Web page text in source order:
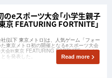
のeスポーツ大会「小学生親子
FEATURING FORTNITE」
(以下 東京メトロ)は、人気ゲーム「フォー
た東京メトロ初の開催となるeスポーツ大会
大会in東京 FEATURING FORTNITE」をオン
を発表した。 Read more